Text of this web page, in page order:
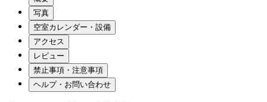
写真
空室カレンダー・設備
アクセス
レビュー
禁止事項・注意事項
ヘルプ・お問い合わせ